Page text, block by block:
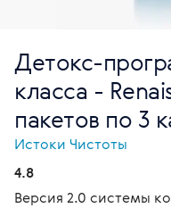
Детокс-
класса -
пакетов по 3
Истоки Чистоты
4.8
Версия 2.0 системы